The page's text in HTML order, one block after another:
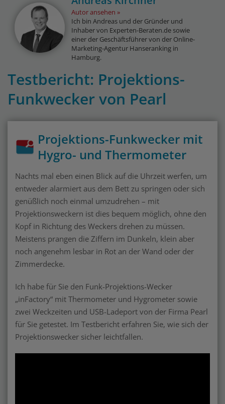
Autor ansehen
Ich bin Andreas und der Gründer und
Inhaber von Experten-Beraten.de sowie
einer der Geschäftsführer von der Online-
Marketing-Agentur Hanseranking in
Hamburg.
Testbericht: Projektions-
Funkwecker von Pearl
Projektions-Funkwecker mit
Hygro- und Thermometer
Nachts mal eben einen Blick auf die Uhrzeit werfen, um
entweder alarmiert aus dem Bett zu springen oder sich
genüßlich noch einmal umzudrehen – mit
Projektionsweckern ist dies bequem möglich, ohne den
Kopf in Richtung des Weckers drehen zu müssen.
Meistens prangen die Ziffern im Dunkeln, klein aber
noch angenehm lesbar in Rot an der Wand oder der
Zimmerdecke.
Ich habe für Sie den Funk-Projektions-Wecker
„inFactory“ mit Thermometer und Hygrometer sowie
zwei Weckzeiten und USB-Ladeport von der Firma Pearl
für Sie getestet. Im Testbericht erfahren Sie, wie sich der
Projektionswecker sicher leichtfallen.